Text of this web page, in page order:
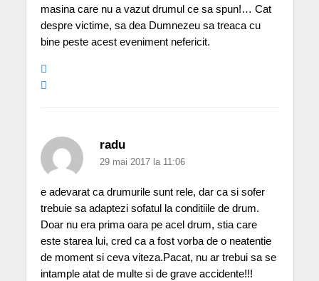
masina care nu a vazut drumul ce sa spun!… Cat
despre victime, sa dea Dumnezeu sa treaca cu
bine peste acest eveniment nefericit.
radu
29 mai 2017 la 11:06
e adevarat ca drumurile sunt rele, dar ca si sofer
trebuie sa adaptezi sofatul la conditiile de drum.
Doar nu era prima oara pe acel drum, stia care
este starea lui, cred ca a fost vorba de o neatentie
de moment si ceva viteza.Pacat, nu ar trebui sa se
intample atat de multe si de grave accidente!!!